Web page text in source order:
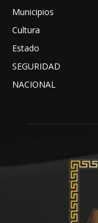
Municipios
Cultura
Estado
SEGURIDAD
NACIONAL